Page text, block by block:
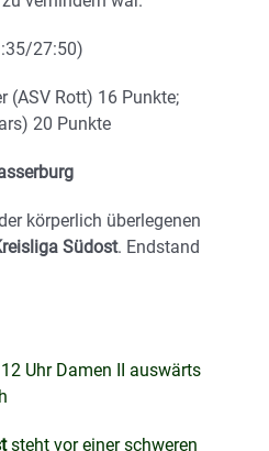
27:50)
(ASV Rott) 16 Punkte;
20 Punkte
körperlich überlegenen
Südost. Endstand
Uhr Damen II auswärts
steht vor einer schweren